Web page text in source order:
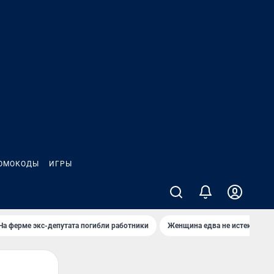
ИГРЫ
ферме экс-депутата погибли работники Женщина едва не истекла